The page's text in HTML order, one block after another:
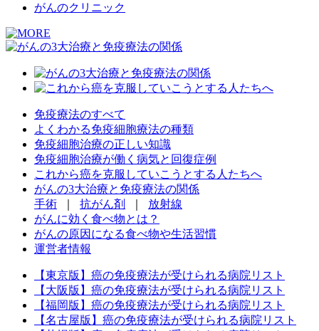
がんのクリニック
免疫療法のすべて
よくわかる免疫細胞療法の種類
免疫細胞治療の正しい知識
免疫細胞治療が働く病気と回復症例
これから癌を克服していこうとする人たちへ
がんの3大治療と免疫療法の関係
手術
抗がん剤
放射線
がんに効く食べ物とは？
がんの原因になる食べ物や生活習慣
運営者情報
【東京版】癌の免疫療法が受けられる病院リスト
【大阪版】癌の免疫療法が受けられる病院リスト
【福岡版】癌の免疫療法が受けられる病院リスト
【名古屋版】癌の免疫療法が受けられる病院リスト